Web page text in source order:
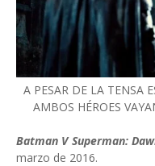
A PESAR DE LA TENSA
AMBOS HÉROES
Batman V Superman:
marzo de 2016.